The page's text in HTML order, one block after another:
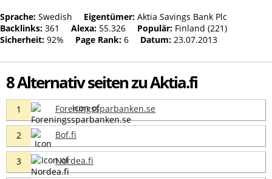
Sprache: Swedish Eigentümer: Aktia Savings Bank Plc
Backlinks: 361 Alexa: 55.326 Populär: Finland (221)
Sicherheit: 92% Page Rank: 6 Datum: 23.07.2013
8 Alternativ seiten zu Aktia.fi
1 Foreningssparbanken.se
2 Bof.fi
3 Nordea.fi